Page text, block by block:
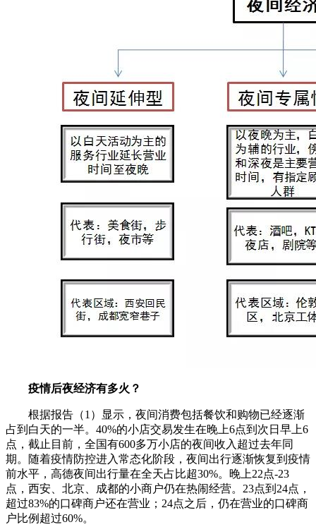
疫情后夜经济有多火？
根据报告（1）显示，夜间消费包括餐饮和购物已经逐渐
占到白天的一半。40%的小店交易发生在晚上6点到次日早上6
点，截止目前，全国有600多万小店的夜间收入超过去年同
期。随着疫情防控进入常态化阶段，夜间出行逐渐恢复到疫情
前水平，高德夜间出行量在全天占比超30%。晚上22点-23
点，西安、北京、成都的小商户仍在热闹经营。23点到24点，
超过83%的口碑商户还在营业；24点之后，仍在营业的口碑商
户比例超过60%。